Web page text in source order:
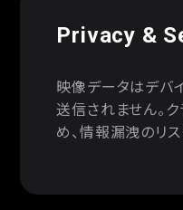
Privacy &
映像データはデバ
送信されません。
め、情報漏洩のリ